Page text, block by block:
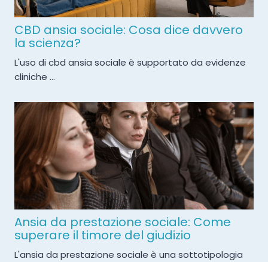
CBD ansia sociale: Cosa dice davvero
la scienza?
L'uso di cbd ansia sociale è supportato da evidenze
cliniche ...
Ansia da prestazione sociale: Come
superare il timore del giudizio
L'ansia da prestazione sociale è una sottotipologia